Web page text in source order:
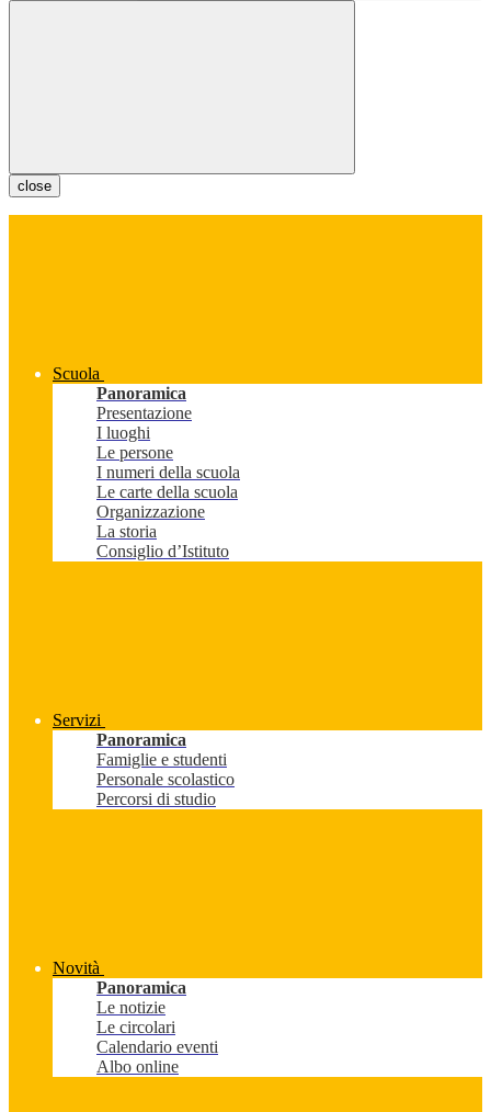
close
Scuola
Panoramica
Presentazione
I luoghi
Le persone
I numeri della scuola
Le carte della scuola
Organizzazione
La storia
Consiglio d’Istituto
Servizi
Panoramica
Famiglie e studenti
Personale scolastico
Percorsi di studio
Novità
Panoramica
Le notizie
Le circolari
Calendario eventi
Albo online